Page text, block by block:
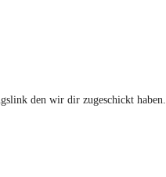
den wir dir zugeschickt haben.